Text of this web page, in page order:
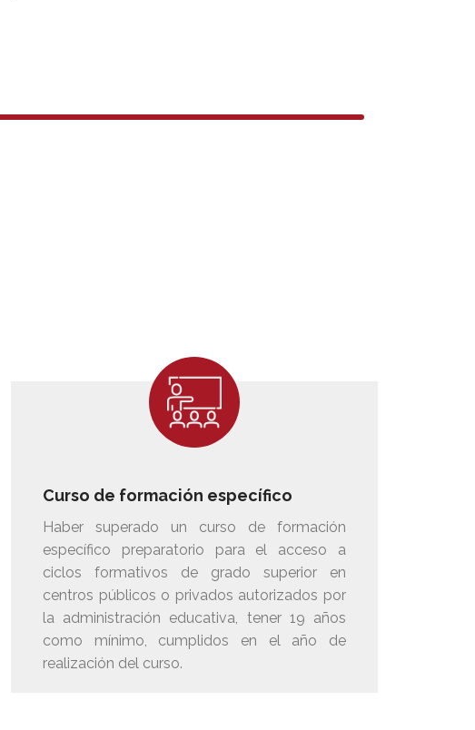
Curso de formación específico
Haber superado un curso de formación
específico preparatorio para el acceso a
ciclos formativos de grado superior en
centros públicos o privados autorizados por
la administración educativa, tener 19 años
como mínimo, cumplidos en el año de
realización del curso.